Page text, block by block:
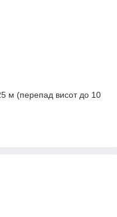
м (перепад висот до 10